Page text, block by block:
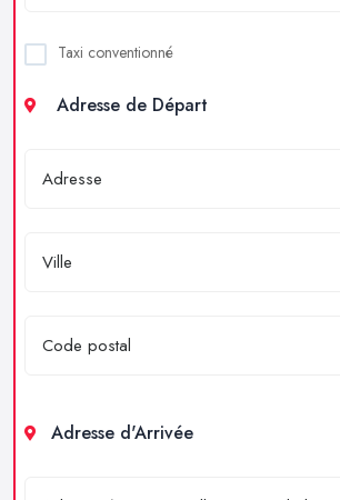
Taxi conventionné
Adresse de Départ
Adresse d'Arrivée